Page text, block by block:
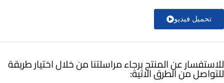
تحميل فيديو
للاستفسار عن المنتج برجاء مراسلتنا من خلال اختيار طريقة
للتواصل من الطرق الاتية: